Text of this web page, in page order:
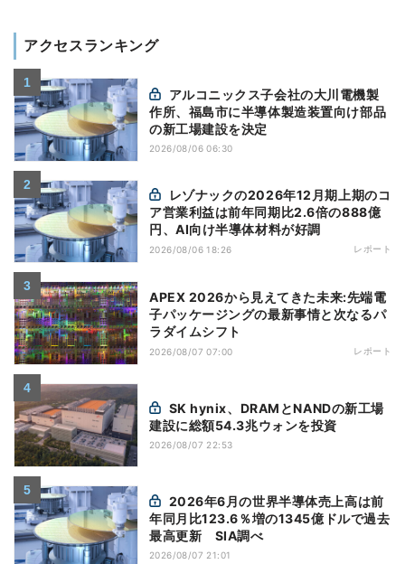
アクセスランキング
作所、福島市に半導体製造装置向け部品
の新工場建設を決定
2026/08/06 06:30
ア営業利益は前年同期比2.6倍の888億
円、AI向け半導体材料が好調
2026/08/06 18:26 レポート
APEX 2026から見えてきた未来:先端電
子パッケージングの最新事情と次なるパ
ラダイムシフト
2026/08/07 07:00 レポート
建設に総額54.3兆ウォンを投資
2026/08/07 22:53
年同月比123.6％増の1345億ドルで過去
最高更新 SIA調べ
2026/08/07 21:01